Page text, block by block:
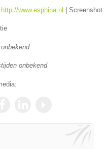
http://www.esphina.nl Screenshot
onbekend